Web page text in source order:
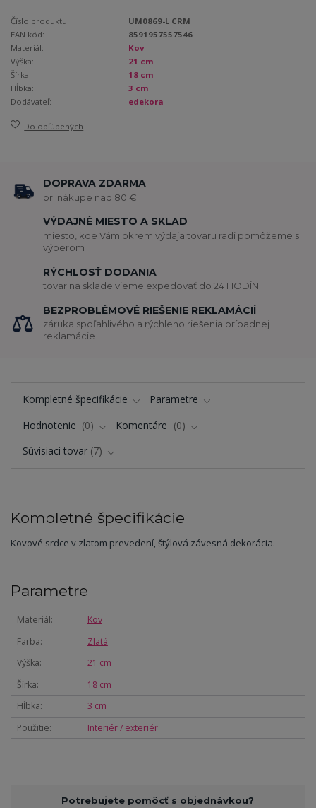
Číslo produktu:
UM0869-L CRM
EAN kód:
8591957557546
Materiál:
Kov
Výška:
21 cm
Šírka:
18 cm
Hĺbka:
3 cm
Dodávateľ:
edekora
Do obľúbených
DOPRAVA ZDARMA
pri nákupe nad 80 €
VÝDAJNÉ MIESTO A SKLAD
miesto, kde Vám okrem výdaja tovaru radi pomôžeme s
výberom
RÝCHLOSŤ DODANIA
tovar na sklade vieme expedovať do 24 HODÍN
BEZPROBLÉMOVÉ RIEŠENIE REKLAMÁCIÍ
záruka spoľahlivého a rýchleho riešenia prípadnej
reklamácie
Kompletné špecifikácie
Parametre
Hodnotenie
0 Komentáre
0
Súvisiaci tovar 7
Kompletné špecifikácie
Kovové srdce v zlatom prevedení, štýlová závesná dekorácia.
Parametre
Materiál
Kov
Farba
Zlatá
Výška
21 cm
Šírka
18 cm
Hĺbka
3 cm
Použitie
Interiér / exteriér
Potrebujete pomôcť s objednávkou?